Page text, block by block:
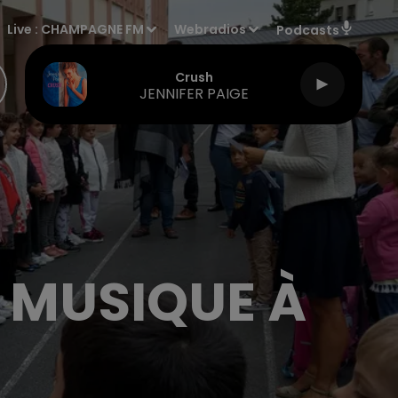
Live : CHAMPAGNE FM Webradios Podcasts
Crush
JENNIFER PAIGE
MUSIQUE À